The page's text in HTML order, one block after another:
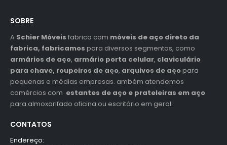
SOBRE
A Schier Móveis fabrica com móveis de aço direto da
fabrica, fabricamos para diversos segmentos, como
armários de aço, armário porta celular, claviculário
para chave, roupeiros de aço, arquivos de açopara
pequenas e médias empresas. ambém atendemos
comércios com estantes de aço e prateleiras em aço
para almoxarifado oficina ou escritório em geral.
CONTATOS
Endereço: